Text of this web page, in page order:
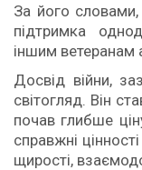
За його словами,
підтримка
іншим ветеранам
Досвід війни,
світогляд. Він
почав глибше
справжні
щирості,